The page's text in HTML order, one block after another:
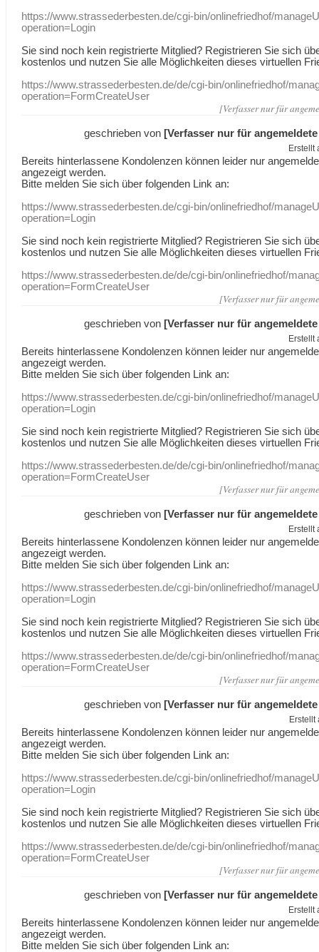
https://www.strassederbesten.de/cgi-bin/onlinefriedhof/
operation=Login
Sie sind noch kein registrierte Mitglied? Registrieren Sie sich
kostenlos und nutzen Sie alle Möglichkeiten dieses virtuellen
https://www.strassederbesten.de/de/cgi-bin/onlinefriedhof/
operation=FormCreateUser
[Verfasser nur für
geschrieben von [Verfasser nur für
Erstellt
Bereits hinterlassene Kondolenzen können leider nur
angezeigt werden.
Bitte melden Sie sich über folgenden Link an:
https://www.strassederbesten.de/cgi-bin/onlinefriedhof/
operation=Login
Sie sind noch kein registrierte Mitglied? Registrieren Sie sich
kostenlos und nutzen Sie alle Möglichkeiten dieses virtuellen
https://www.strassederbesten.de/de/cgi-bin/onlinefriedhof/
operation=FormCreateUser
[Verfasser nur für
geschrieben von [Verfasser nur für
Erstellt
Bereits hinterlassene Kondolenzen können leider nur
angezeigt werden.
Bitte melden Sie sich über folgenden Link an:
https://www.strassederbesten.de/cgi-bin/onlinefriedhof/
operation=Login
Sie sind noch kein registrierte Mitglied? Registrieren Sie sich
kostenlos und nutzen Sie alle Möglichkeiten dieses virtuellen
https://www.strassederbesten.de/de/cgi-bin/onlinefriedhof/
operation=FormCreateUser
[Verfasser nur für
geschrieben von [Verfasser nur für
Erstellt
Bereits hinterlassene Kondolenzen können leider nur
angezeigt werden.
Bitte melden Sie sich über folgenden Link an:
https://www.strassederbesten.de/cgi-bin/onlinefriedhof/
operation=Login
Sie sind noch kein registrierte Mitglied? Registrieren Sie sich
kostenlos und nutzen Sie alle Möglichkeiten dieses virtuellen
https://www.strassederbesten.de/de/cgi-bin/onlinefriedhof/
operation=FormCreateUser
[Verfasser nur für
geschrieben von [Verfasser nur für
Erstellt
Bereits hinterlassene Kondolenzen können leider nur
angezeigt werden.
Bitte melden Sie sich über folgenden Link an:
https://www.strassederbesten.de/cgi-bin/onlinefriedhof/
operation=Login
Sie sind noch kein registrierte Mitglied? Registrieren Sie sich
kostenlos und nutzen Sie alle Möglichkeiten dieses virtuellen
https://www.strassederbesten.de/de/cgi-bin/onlinefriedhof/
operation=FormCreateUser
[Verfasser nur für
geschrieben von [Verfasser nur für
Erstellt
Bereits hinterlassene Kondolenzen können leider nur
angezeigt werden.
Bitte melden Sie sich über folgenden Link an: